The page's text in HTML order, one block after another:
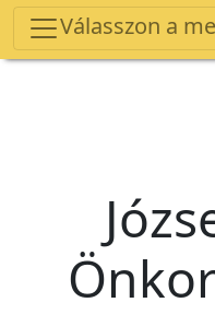
Válasszon a